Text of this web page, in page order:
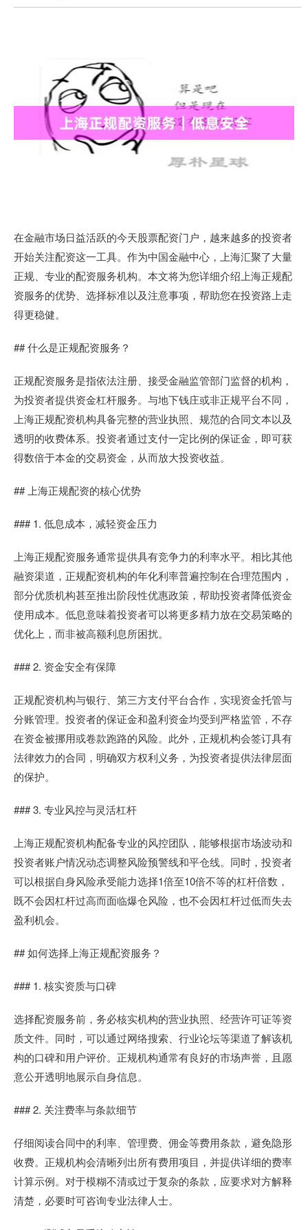
在金融市场日益活跃的今天股票配资门户，越来越多的投资者
开始关注配资这一工具。作为中国金融中心，上海汇聚了大量
正规、专业的配资服务机构。本文将为您详细介绍上海正规配
资服务的优势、选择标准以及注意事项，帮助您在投资路上走
得更稳健。
## 什么是正规配资服务？
正规配资服务是指依法注册、接受金融监管部门监督的机构，
为投资者提供资金杠杆服务。与地下钱庄或非正规平台不同，
上海正规配资机构具备完整的营业执照、规范的合同文本以及
透明的收费体系。投资者通过支付一定比例的保证金，即可获
得数倍于本金的交易资金，从而放大投资收益。
## 上海正规配资的核心优势
### 1. 低息成本，减轻资金压力
上海正规配资服务通常提供具有竞争力的利率水平。相比其他
融资渠道，正规配资机构的年化利率普遍控制在合理范围内，
部分优质机构甚至推出阶段性优惠政策，帮助投资者降低资金
使用成本。低息意味着投资者可以将更多精力放在交易策略的
优化上，而非被高额利息所困扰。
### 2. 资金安全有保障
正规配资机构与银行、第三方支付平台合作，实现资金托管与
分账管理。投资者的保证金和盈利资金均受到严格监管，不存
在资金被挪用或卷款跑路的风险。此外，正规机构会签订具有
法律效力的合同，明确双方权利义务，为投资者提供法律层面
的保护。
### 3. 专业风控与灵活杠杆
上海正规配资机构配备专业的风控团队，能够根据市场波动和
投资者账户情况动态调整风险预警线和平仓线。同时，投资者
可以根据自身风险承受能力选择1倍至10倍不等的杠杆倍数，
既不会因杠杆过高而面临爆仓风险，也不会因杠杆过低而失去
盈利机会。
## 如何选择上海正规配资服务？
### 1. 核实资质与口碑
选择配资服务前，务必核实机构的营业执照、经营许可证等资
质文件。同时，可以通过网络搜索、行业论坛等渠道了解该机
构的口碑和用户评价。正规机构通常有良好的市场声誉，且愿
意公开透明地展示自身信息。
### 2. 关注费率与条款细节
仔细阅读合同中的利率、管理费、佣金等费用条款，避免隐形
收费。正规机构会清晰列出所有费用项目，并提供详细的费率
计算示例。对于模糊不清或过于复杂的条款，应要求对方解释
清楚，必要时可咨询专业法律人士。